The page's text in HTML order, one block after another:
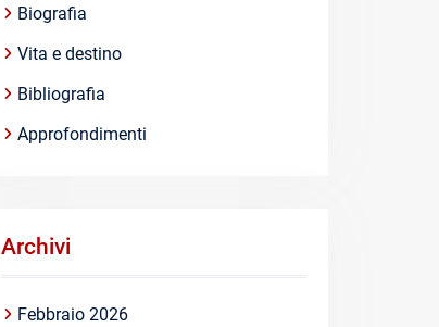
Biografia
Vita e destino
Bibliografia
Approfondimenti
Archivi
Febbraio 2026